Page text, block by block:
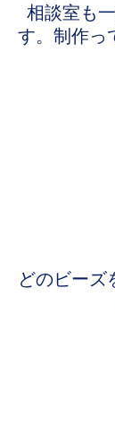
相談室も
す。制作っ
どのビーズ